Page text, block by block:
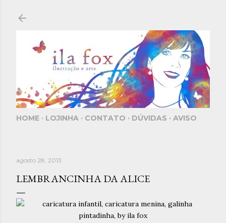
HOME LOJINHA CONTATO DÚVIDAS AVISO
agosto 28, 2013
LEMBRANCINHA DA ALICE